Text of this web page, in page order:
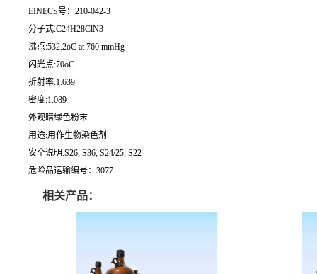
EINECS号：210-042-3
分子式:C24H28ClN3
沸点:532.2oC at 760 mmHg
闪光点:70oC
折射率:1.639
密度:1.089
外观暗绿色粉末
用途:用作生物染色剂
安全说明:S26; S36; S24/25; S22
危险品运输编号：3077
相关产品：